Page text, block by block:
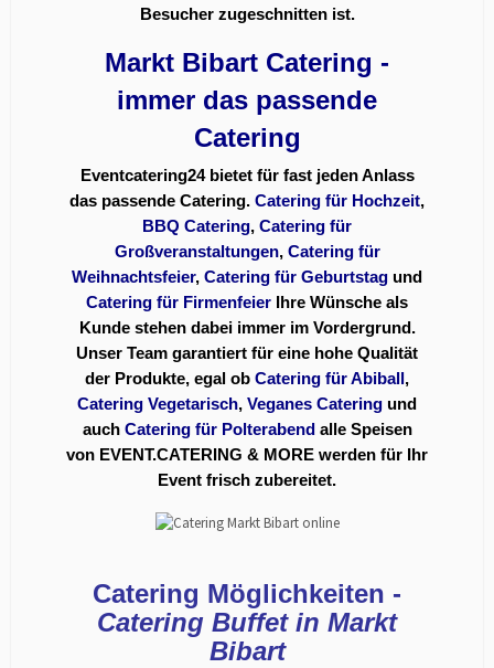
Besucher zugeschnitten ist.
Markt Bibart Catering -
immer das passende
Catering
Eventcatering24 bietet für fast jeden Anlass
das passende Catering. Catering für Hochzeit,
BBQ Catering, Catering für
Großveranstaltungen, Catering für
Weihnachtsfeier, Catering für Geburtstag und
Catering für Firmenfeier Ihre Wünsche als
Kunde stehen dabei immer im Vordergrund.
Unser Team garantiert für eine hohe Qualität
der Produkte, egal ob Catering für Abiball ,
Catering Vegetarisch, Veganes Catering und
auch Catering für Polterabend alle Speisen
von EVENT.CATERING & MORE werden für Ihr
Event frisch zubereitet.
Catering Möglichkeiten -
Catering Buffet in Markt
Bibart